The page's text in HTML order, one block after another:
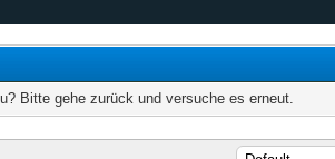
Bitte gehe zurück und versuche es erneut.